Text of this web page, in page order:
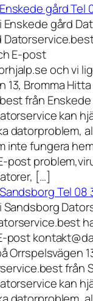
gård Tel
Enskede gård
E-post
och vi
13, Bromma
från
kan
datorproblem,
inte fungera
post
[…]
Tel 08
Sandsborg
post
Orrspelsvägen
från
kan